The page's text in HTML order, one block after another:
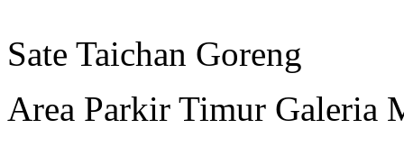
Sate Taichan Goreng
Area Parkir Timur Galeria